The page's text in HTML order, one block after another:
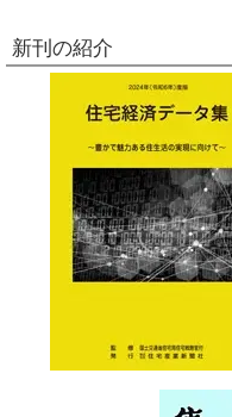
新刊の紹介